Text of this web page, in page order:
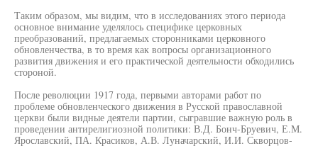
Таким образом, мы видим, что в исследованиях этого периода
основное внимание уделялось специфике церковных
преобразований, предлагаемых сторонниками церковного
обновленчества, в то время как вопросы организационного
развития движения и его практической деятельности обходились
стороной.
После революции 1917 года, первыми авторами работ по
проблеме обновленческого движения в Русской православной
церкви были видные деятели партии, сыгравшие важную роль в
проведении антирелигиозной политики: В.Д. Бонч-Бруевич, Е.М.
Ярославский, ПА. Красиков, А.В. Луначарский, И.И. Скворцов-